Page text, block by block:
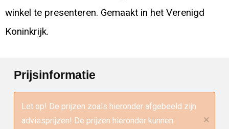
winkel te presenteren. Gemaakt in het Verenigd
Koninkrijk.
Prijsinformatie
Let op! De prijzen zoals hieronder afgebeeld zijn
adviesprijzen! De prijzen hieronder kunnen
×